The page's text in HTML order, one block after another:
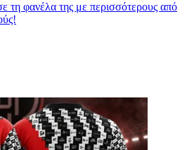
τη φανέλα της με περισσότερους από